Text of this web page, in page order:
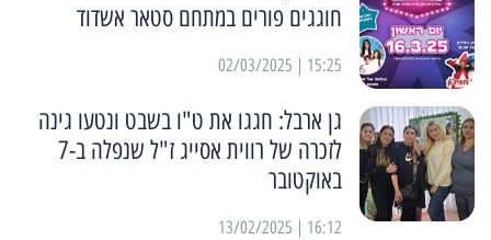
חוגגים פורים במתחם סטאר אשדוד
15:25 | 02/03/2025
גן ארבל: חגגו את ט"ו בשבט ונטעו גינה
לזכרה של רווית אסייג ז"ל שנפלה ב-7
באוקטובר
16:12 | 13/02/2025